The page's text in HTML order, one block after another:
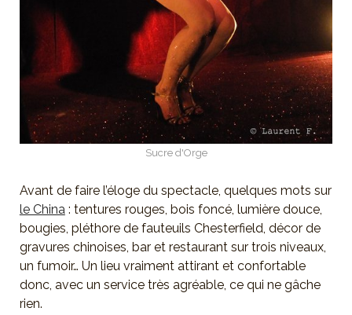
Sucre d'Orge
Avant de faire l’éloge du spectacle, quelques mots sur
le China: tentures rouges, bois foncé, lumière douce,
bougies, pléthore de fauteuils Chesterfield, décor de
gravures chinoises, bar et restaurant sur trois niveaux,
un fumoir… Un lieu vraiment attirant et confortable
donc, avec un service très agréable, ce qui ne gâche
rien.